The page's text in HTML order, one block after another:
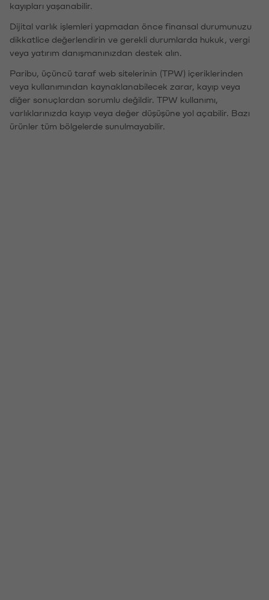
kayıpları yaşanabilir.
Dijital varlık işlemleri yapmadan önce finansal durumunuzu
dikkatlice değerlendirin ve gerekli durumlarda hukuk, vergi
veya yatırım danışmanınızdan destek alın.
Paribu, üçüncü taraf web sitelerinin (TPW) içeriklerinden
veya kullanımından kaynaklanabilecek zarar, kayıp veya
diğer sonuçlardan sorumlu değildir. TPW kullanımı,
varlıklarınızda kayıp veya değer düşüşüne yol açabilir. Bazı
ürünler tüm bölgelerde sunulmayabilir.